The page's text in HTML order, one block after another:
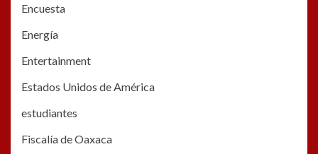
Encuesta
Energía
Entertainment
Estados Unidos de América
estudiantes
Fiscalía de Oaxaca